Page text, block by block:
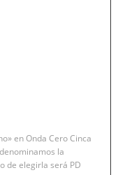
en Onda Cero Cinca
la
de elegirla será PD